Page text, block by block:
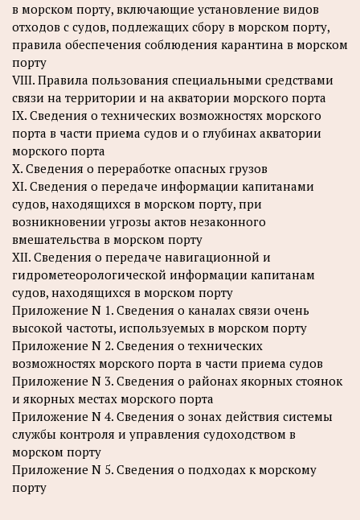
в морском порту, включающие установление видов
отходов с судов, подлежащих сбору в морском порту,
правила обеспечения соблюдения карантина в морском
порту
VIII. Правила пользования специальными средствами
связи на территории и на акватории морского порта
IX. Сведения о технических возможностях морского
порта в части приема судов и о глубинах акватории
морского порта
X. Сведения о переработке опасных грузов
XI. Сведения о передаче информации капитанами
судов, находящихся в морском порту, при
возникновении угрозы актов незаконного
вмешательства в морском порту
XII. Сведения о передаче навигационной и
гидрометеорологической информации капитанам
судов, находящихся в морском порту
Приложение N 1. Сведения о каналах связи очень
высокой частоты, используемых в морском порту
Приложение N 2. Сведения о технических
возможностях морского порта в части приема судов
Приложение N 3. Сведения о районах якорных стоянок
и якорных местах морского порта
Приложение N 4. Сведения о зонах действия системы
службы контроля и управления судоходством в
морском порту
Приложение N 5. Сведения о подходах к морскому
порту